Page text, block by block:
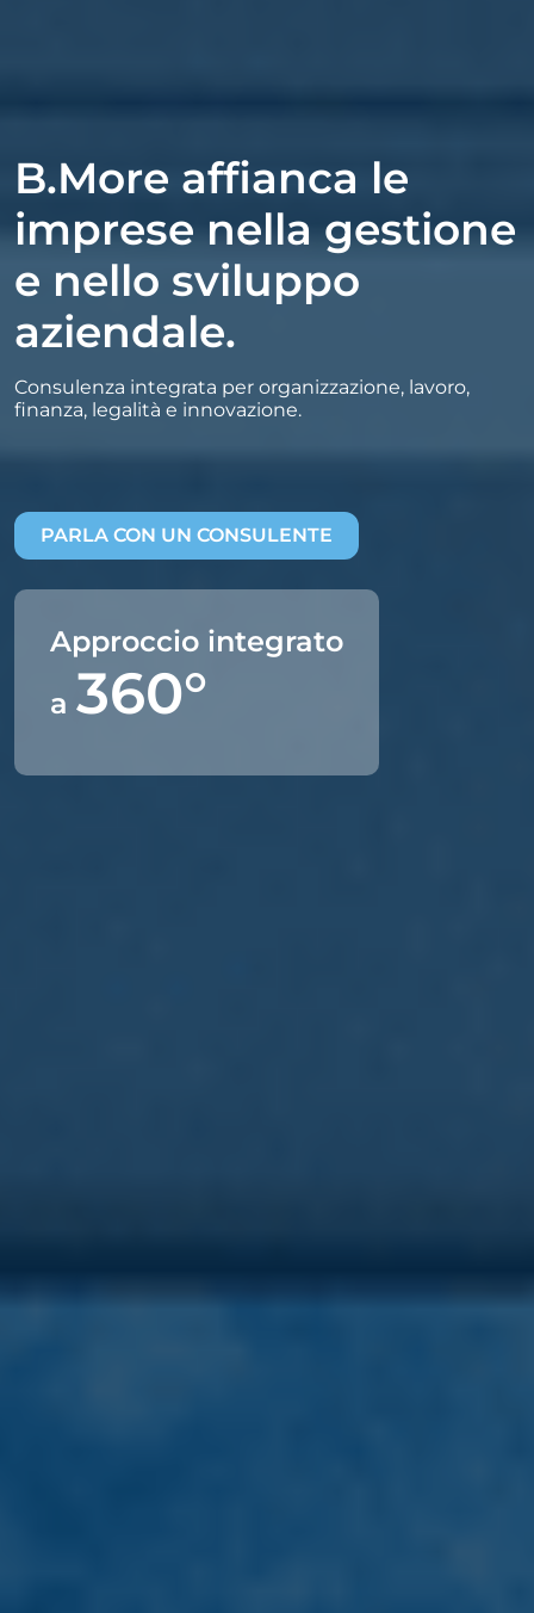
B.More affianca le
imprese nella gestione
e nello sviluppo
aziendale.
Consulenza integrata per organizzazione, lavoro,
finanza, legalità e innovazione.
PARLA CON UN CONSULENTE
Approccio integrato
a 360°